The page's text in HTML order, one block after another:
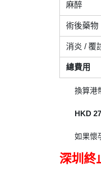
麻醉
術後藥物
消炎 / 覆
總費用
換算港
HKD
如果懷
深圳終